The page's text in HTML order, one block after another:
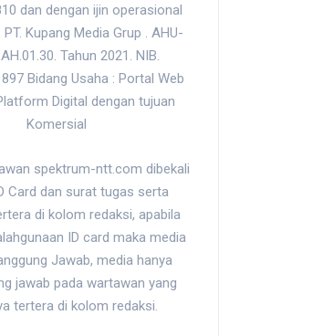
dan dengan ijin operasional
Kupang Media Grup . AHU-
Tahun 2021. NIB.
Bidang Usaha : Portal Web
Digital dengan tujuan
Komersial
spektrum-ntt.com dibekali
Card dan surat tugas serta
di kolom redaksi, apabila
ID card maka media
Jawab, media hanya
jawab pada wartawan yang
tertera di kolom redaksi.